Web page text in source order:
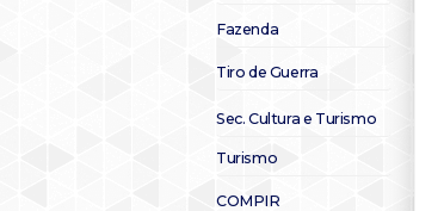
Fazenda
Tiro de Guerra
Sec. Cultura e Turismo
Turismo
COMPIR